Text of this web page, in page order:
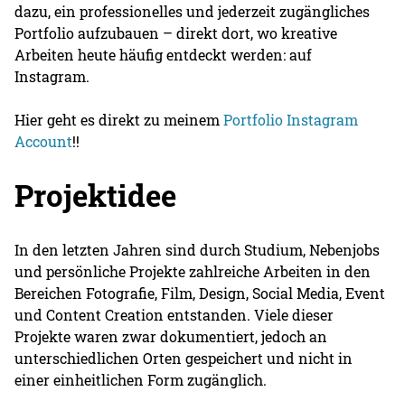
dazu, ein professionelles und jederzeit zugängliches
Portfolio aufzubauen – direkt dort, wo kreative
Arbeiten heute häufig entdeckt werden: auf
Instagram.
Hier geht es direkt zu meinemPortfolio Instagram
Account!!
Projektidee
In den letzten Jahren sind durch Studium, Nebenjobs
und persönliche Projekte zahlreiche Arbeiten in den
Bereichen Fotografie, Film, Design, Social Media, Event
und Content Creation entstanden. Viele dieser
Projekte waren zwar dokumentiert, jedoch an
unterschiedlichen Orten gespeichert und nicht in
einer einheitlichen Form zugänglich.